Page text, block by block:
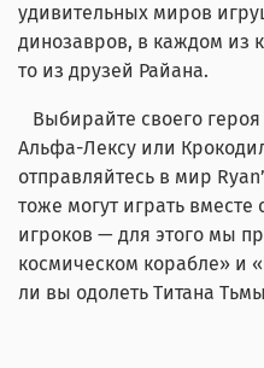
удивительных миров
динозавров, в каждом из
то из друзей Райана.
Выбирайте своего
Альфа-Лексу или
отправляйтесь в мир
тоже могут играть
игроков — для этого мы
космическом корабле» и
ли вы одолеть Титана